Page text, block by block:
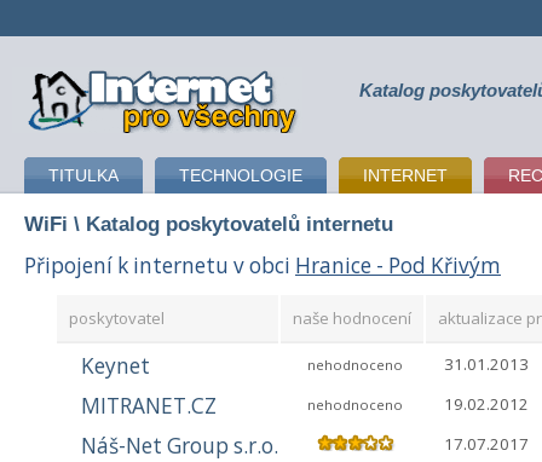
připojení k internetu Katalog
TITULKA TECHNOLOGIE INTERNET
WiFi \ Katalog poskytovatelů internetu
Připojení k internetu v obci Hranice - Pod Křivým
poskytovatel naše hodnocení aktualizace
Keynet nehodnoceno 31.01.2013
MITRANET.CZ nehodnoceno 19.02.2012
Náš-Net Group s.r.o. 17.07.2017